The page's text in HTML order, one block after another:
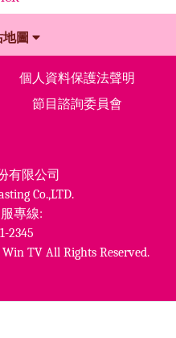
圖
個人資料保護法聲明
節目諮詢委員會
有限公司
Co.,LTD.
專線:
2345
TV All Rights Reserved.